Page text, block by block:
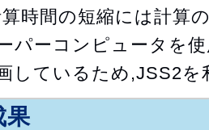
時間の短縮には計算
パーコンピュータを
しているため,JSS2
果